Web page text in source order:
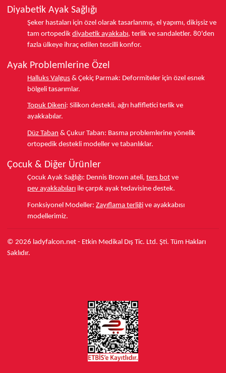
Diyabetik Ayak Sağlığı
Şeker hastaları için özel olarak tasarlanmış, el yapımı, dikişsiz ve
tam ortopedik diyabetik ayakkabı, terlik ve sandaletler. 80'den
fazla ülkeye ihraç edilen tescilli konfor.
Ayak Problemlerine Özel
Halluks Valgus & Çekiç Parmak: Deformiteler için özel esnek
bölgeli tasarımlar.
Topuk Dikeni: Silikon destekli, ağrı hafifletici terlik ve
ayakkabılar.
Düz Taban & Çukur Taban: Basma problemlerine yönelik
ortopedik destekli modeller ve tabanlıklar.
Çocuk & Diğer Ürünler
Çocuk Ayak Sağlığı: Dennis Brown ateli, ters bot ve
pev ayakkabıları ile çarpık ayak tedavisine destek.
Fonksiyonel Modeller: Zayıflama terliği ve ayakkabısı
modellerimiz.
© 2026 ladyfalcon.net - Etkin Medikal Dış Tic. Ltd. Şti. Tüm Hakları
Saklıdır.